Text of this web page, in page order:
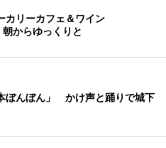
カリーカフェ＆ワイン
からゆっくりと
ぼんぼん」 かけ声と踊りで城下